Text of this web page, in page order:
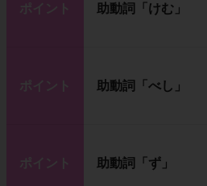
ポイント 助動詞「けむ」
ポイント 助動詞「べし」
ポイント 助動詞「ず」